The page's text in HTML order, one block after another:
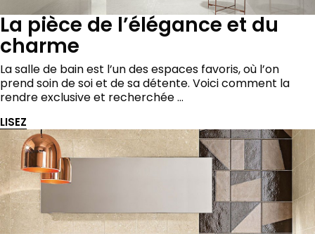
La pièce de l’élégance et du
charme
La salle de bain est l’un des espaces favoris, où l’on
prend soin de soi et de sa détente. Voici comment la
rendre exclusive et recherchée …
LISEZ